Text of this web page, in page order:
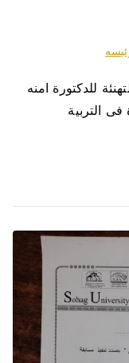
للدكتورة امنه
التربية